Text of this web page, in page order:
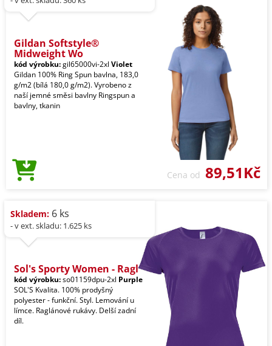
Gildan Softstyle®
Midweight Wo
kód výrobku:gil65000vi-2xl Violet
Gildan 100% Ring Spun bavlna, 183,0
g/m2 (bílá 180,0 g/m2). Vyrobeno z
naší jemné směsi bavlny Ringspun a
bavlny, tkanin
Cena od 89,51Kč
Skladem: 6 ks
- v ext. skladu: 1.625 ks
Sol's Sporty Women - Ragl
kód výrobku:so01159dpu-2xl Purple
SOL'S Kvalita. 100% prodyšný
polyester - funkční. Styl. Lemování u
límce. Raglánové rukávy. Delší zadní
díl.